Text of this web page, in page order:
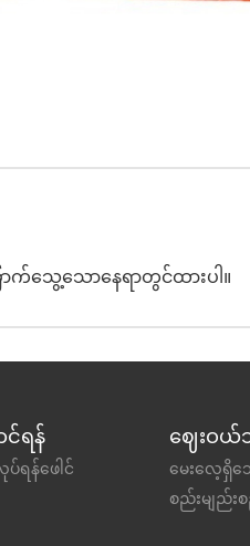
က်သွေ့သောနေရာတွင်ထားပါ။
ရန်
ရန်ဖေါင်
ဈေးဝယ်
မေးလေ့ရှိသေ
စည်းမျည်း